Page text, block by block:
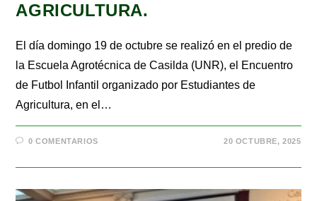
AGRICULTURA.
El día domingo 19 de octubre se realizó en el predio de
la Escuela Agrotécnica de Casilda (UNR), el Encuentro
de Futbol Infantil organizado por Estudiantes de
Agricultura, en el…
0 COMENTARIOS 20 OCTUBRE, 2025